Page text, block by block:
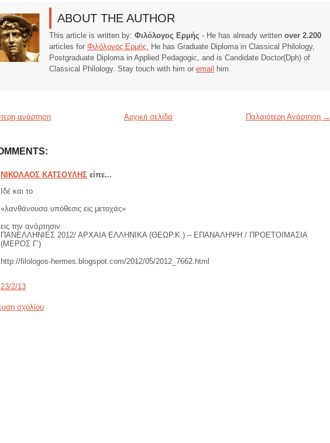
ABOUT THE AUTHOR
This article is written by: Φιλόλογος Ερμής - He has already written over 2.200
articles for Φιλόλογος Ερμής. He has Graduate Diploma in Classical Philology,
Postgraduate Diploma in Applied Pedagogic, and is Candidate Doctor(Dph) of
Classical Philology. Stay touch with him or email him
ανάρτηση Παλαιότερη Ανάρτηση →
Αρχική σελίδα
ΝΙΚΟΛΑΟΣ ΚΑΤΣΟΥΛΗΣ είπε...
Ιδέ και το
«λανθάνουσα υπόθεσις εις μετοχάς»
εις την ανάρτησιν
ΠΑΝΕΛΛΗΝΙΕΣ 2012/ ΑΡΧΑΙΑ ΕΛΛΗΝΙΚΑ (ΘΕΩΡ.Κ.) – ΕΠΑΝΑΛΗΨΗ / ΠΡΟΕΤΟΙΜΑΣΙΑ
(ΜΕΡΟΣ Γ’)
http://filologos-hermes.blogspot.com/2012/05/2012_7662.html
23/2/13
σχολίου